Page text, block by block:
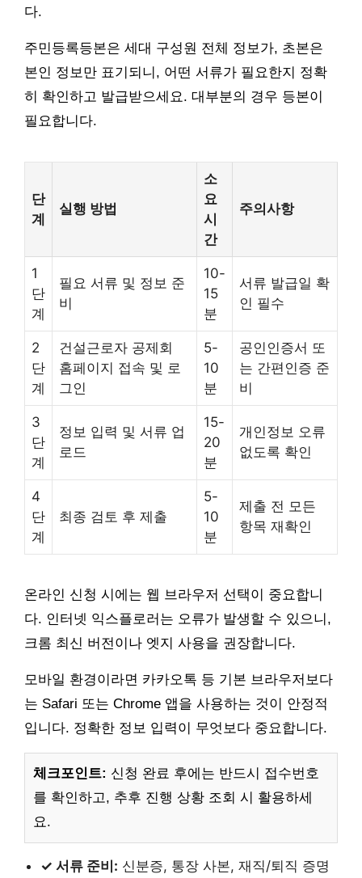
다.
주민등록등본은 세대 구성원 전체 정보가, 초본은
본인 정보만 표기되니, 어떤 서류가 필요한지 정확
히 확인하고 발급받으세요. 대부분의 경우 등본이
필요합니다.
단
계
실행 방법
소
요
시
간
주의사항
1
단
계
필요 서류 및 정보 준
비
10-
15
분
서류 발급일 확
인 필수
2
단
계
건설근로자 공제회
홈페이지 접속 및 로
그인
5-
10
분
공인인증서 또
는 간편인증 준
비
3
단
계
정보 입력 및 서류 업
로드
15-
20
분
개인정보 오류
없도록 확인
4
단
계
최종 검토 후 제출
5-
10
분
제출 전 모든
항목 재확인
온라인 신청 시에는 웹 브라우저 선택이 중요합니
다. 인터넷 익스플로러는 오류가 발생할 수 있으니,
크롬 최신 버전이나 엣지 사용을 권장합니다.
모바일 환경이라면 카카오톡 등 기본 브라우저보다
는 Safari 또는 Chrome 앱을 사용하는 것이 안정적
입니다. 정확한 정보 입력이 무엇보다 중요합니다.
체크포인트: 신청 완료 후에는 반드시 접수번호
를 확인하고, 추후 진행 상황 조회 시 활용하세
요.
✓ 서류 준비: 신분증, 통장 사본, 재직/퇴직 증명